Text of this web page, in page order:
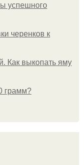
успешного
черенков к
Как выкопать яму
грамм?